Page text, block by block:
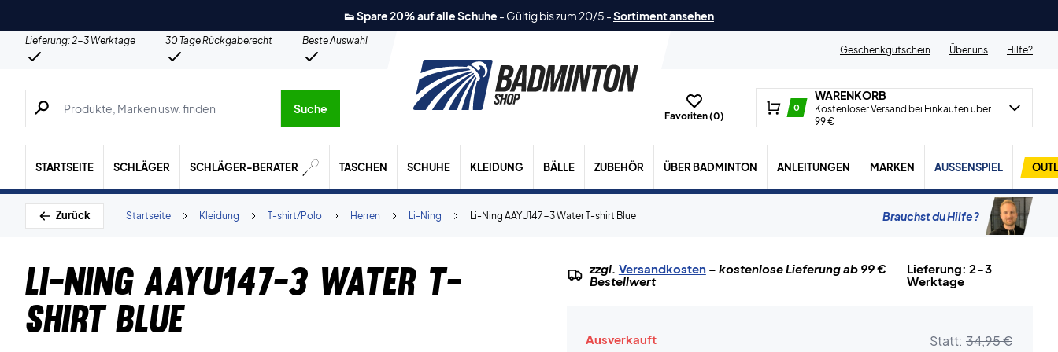
👟 Spare 20% auf alle Schuhe - Gültig bis zum 20/5 -Sortiment ansehen
Lieferung: 2-3 Werktage 30 Tage Rückgaberecht
Beste Auswahl
Geschenkgutschein
Über uns Hilfe?
Suche nach Produkten, Marken usw.
Suche
Favoriten (0)
0
WARENKORB
Kostenloser Versand bei Einkäufen über
99 €
STARTSEITE SCHLÄGER SCHLÄGER-BERATER TASCHEN SCHUHE KLEIDUNG BÄLLE ZUBEHÖR ÜBER BADMINTON ANLEITUNGEN MARKEN AUSSENSPIEL
Zurück Li-Ning AAYU147-3 Water T-shirt Blue
Li-Ning
Herren
T-shirt/Polo
Kleidung
Startseite Brauchst du Hilfe?
Li-Ning AAYU147-3 Water T-
shirt Blue
zzgl. Versandkosten– kostenlose Lieferung ab 99 €
Bestellwert
Lieferung: 2-3
Werktage
Ausverkauft Statt: 34,95 €